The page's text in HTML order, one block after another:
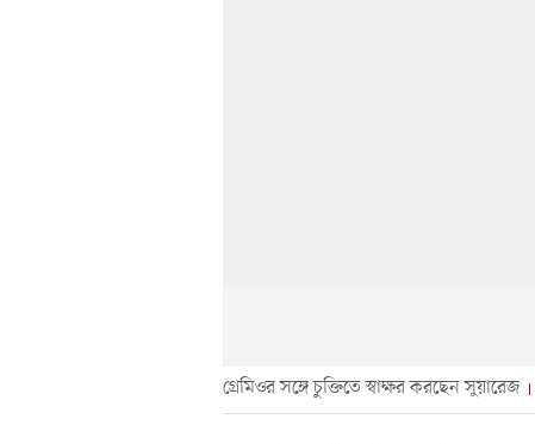
গ্রেমিওর সঙ্গে চুক্তিতে স্বাক্ষর করছেন সুয়ারেজ